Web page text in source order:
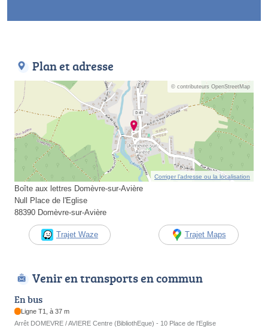
Plan et adresse
© contributeurs OpenStreetMap
Corriger l’adresse ou la localisation
Boîte aux lettres Domèvre-sur-Avière
Null Place de l'Eglise
88390 Domèvre-sur-Avière
Trajet Waze Trajet Maps
Venir en transports en commun
En bus
Ligne T1, à 37 m
Arrêt DOMEVRE / AVIERE Centre (BibliothEque) - 10 Place de l'Eglise